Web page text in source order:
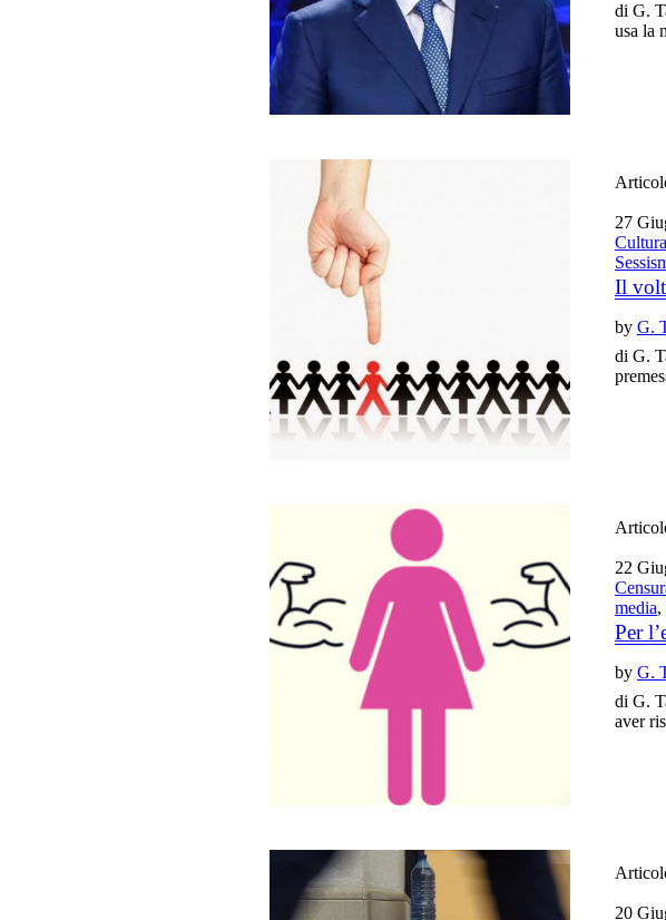
di G.
usa la
27
Cultura
Il
byG.
di G.
22
media,
Per
byG.
di G.
aver
20